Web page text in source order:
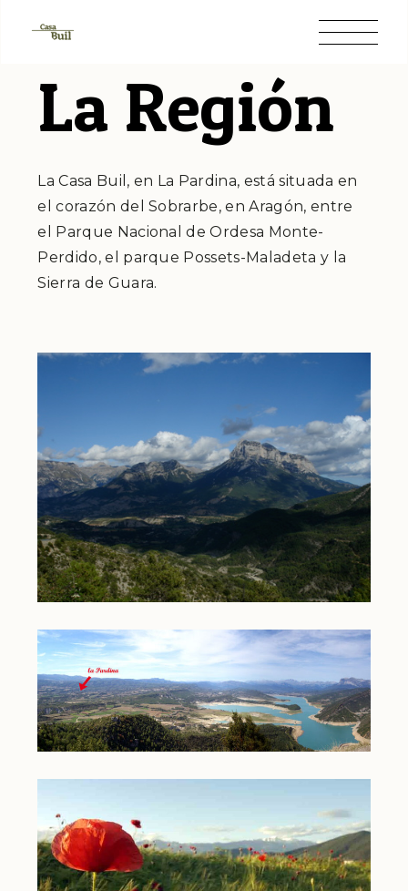
La Región
La Casa Buil, en La Pardina, está situada en
el corazón del Sobrarbe, en Aragón, entre
el Parque Nacional de Ordesa Monte-
Perdido, el parque Possets-Maladeta y la
Sierra de Guara.